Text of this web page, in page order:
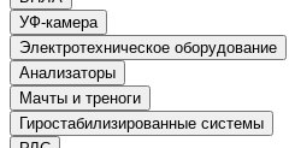
УФ-камера
Электротехническое оборудование
Анализаторы
Мачты и треноги
Гиростабилизированные системы